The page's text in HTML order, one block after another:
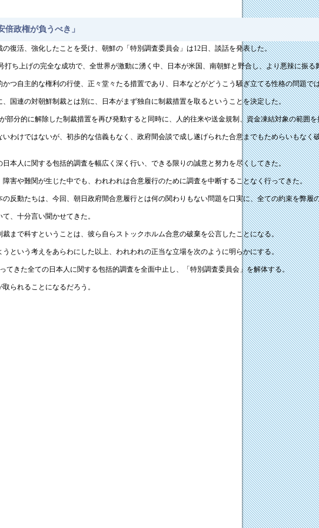
政権が負うべき」
復活、強化したことを受け、朝鮮の「特別調査委員会」は12日、談話を発表した。
ち上げの完全な成功で、全世界が激動に湧く中、日本が米国、南朝鮮と野合し、より悪辣に振る
つ自主的な権利の行使、正々堂々たる措置であり、日本などがどうこう騒ぎ立てる性格の問題で
国連の対朝鮮制裁とは別に、日本がまず独自に制裁措置を取るということを決定した。
分的に解除した制裁措置を再び発動すると同時に、人的往来や送金規制、資金凍結対象の範囲
わけではないが、初歩的な信義もなく、政府間会談で成し遂げられた合意までもためらいもなく
本人に関する包括的調査を幅広く深く行い、できる限りの誠意と努力を尽くしてきた。
害や難関が生じた中でも、われわれは合意履行のために調査を中断することなく行ってきた。
反動たちは、今回、朝日政府間合意履行とは何の関わりもない問題を口実に、全ての約束を弊履
、十分言い聞かせてきた。
まで科すということは、彼ら自らストックホルム合意の破棄を公言したことになる。
という考えをあらわにした以上、われわれの正当な立場を次のように明らかにする。
きた全ての日本人に関する包括的調査を全面中止し、「特別調査委員会」を解体する。
られることになるだろう。